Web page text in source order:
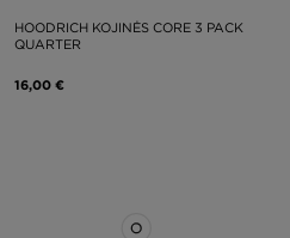
HOODRICH KOJINĖS CORE 3 PACK
QUARTER
16,00 €